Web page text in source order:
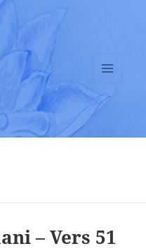
UND
WIDGETS
– Vers 51